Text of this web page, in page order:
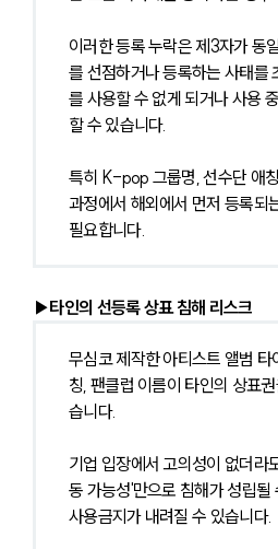
이러한 등록 누락은 제3자가 동
를 선점하거나 등록하는 사태를
를 사용할 수 없게 되거나 사용
할 수 있습니다.
특히 K-pop 그룹명, 선수단 애
과정에서 해외에서 먼저 등록되
필요합니다.
▶타인의 선등록 상표 침해 리스크
무심코 제작한 아티스트 앨범 타
칭, 팬클럽 이름이 타인의 상표
습니다.
기업 입장에서 고의성이 없더라
동 가능성'만으로 침해가 성립될
사용금지가 내려질 수 있습니다.